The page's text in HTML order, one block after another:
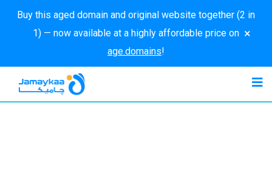
Buy this aged domain and original website together (2 in
1) — now available at a highly affordable price on
age.domains!
×